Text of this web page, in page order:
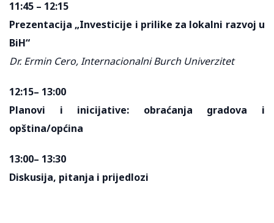
11:45 – 12:15
Prezentacija „Investicije i prilike za lokalni razvoj u
BiH“
Dr. Ermin Cero, Internacionalni Burch Univerzitet
12:15– 13:00
Planovi i inicijative: obraćanja gradova i
opština/općina
13:00– 13:30
Diskusija, pitanja i prijedlozi